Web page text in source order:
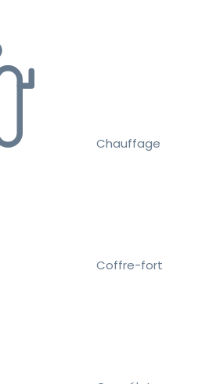
Chauffage
Coffre-fort